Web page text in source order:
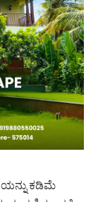
ಕಡಿಮೆ